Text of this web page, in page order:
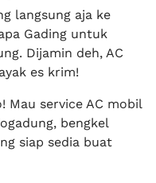
langsung aja ke
Gading untuk
Dijamin deh, AC
es krim!
Mau service AC mobil
bengkel
siap sedia buat